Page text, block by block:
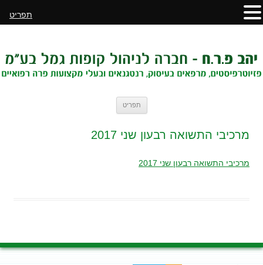
תפריט
מרכיבי התשואה רבעון שני 2017
מרכיבי התשואה רבעון שני 2017
תפריט